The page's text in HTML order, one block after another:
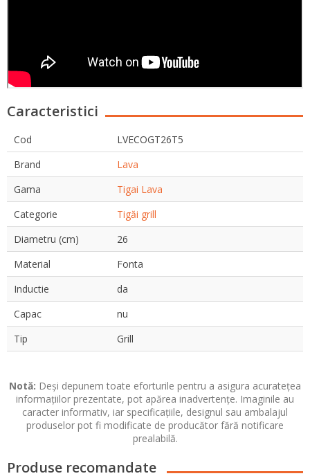
Caracteristici
Cod
LVECOGT26T5
Brand
Lava
Gama
Tigai Lava
Categorie
Tigăi grill
Diametru (cm)
26
Material
Fonta
Inductie
da
Capac
nu
Tip
Grill
Notă: Deși depunem toate eforturile pentru a asigura acuratețea
informațiilor prezentate, pot apărea inadvertențe. Imaginile au
caracter informativ, iar specificațiile, designul sau ambalajul
produselor pot fi modificate de producător fără notificare
prealabilă.
Produse recomandate